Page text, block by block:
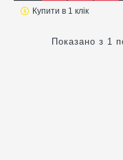
Купити в 1 клік
Показано з 1